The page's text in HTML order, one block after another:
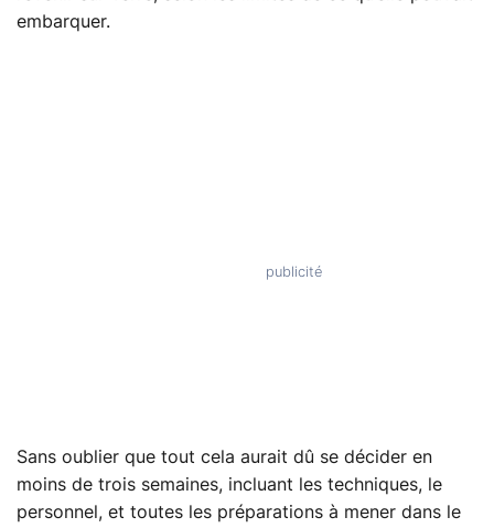
embarquer.
Sans oublier que tout cela aurait dû se décider en
moins de trois semaines, incluant les techniques, le
personnel, et toutes les préparations à mener dans le